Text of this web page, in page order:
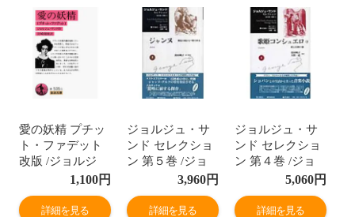
愛の妖精 プチッ
ト・ファデット
改版 /ジョルジ
ュ・サンド 宮崎
嶺雄
1,100円
詳細を見る
ジョルジュ・サ
ンド セレクショ
ン 第５巻 /ジョ
ルジュ・サンド
ミシェル・ペロ
ー 持田明子
3,960円
詳細を見る
ジョルジュ・サ
ンド セレクショ
ン 第４巻 /ジョ
ルジュ・サンド
ミシェル・ペロ
ー 持田明子
5,060円
詳細を見る